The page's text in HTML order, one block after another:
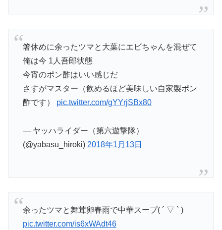
箸休めに余ったツマと大葉にエビちゃんを混ぜて
俺は今 1人吾郎状態
今宵のポン酢はいい感じだ
さすがマスター（飲めるほど美味しい自家製ポン
酢です） pic.twitter.com/gYYrjSBx80
— ヤッハライダー（第六遊撃隊）
(@yabasu_hiroki) 2018年1月13日
余ったツマと舞茸卵春雨で中華スープ( ´ ▽ ` )
pic.twitter.com/is6xWAdt46